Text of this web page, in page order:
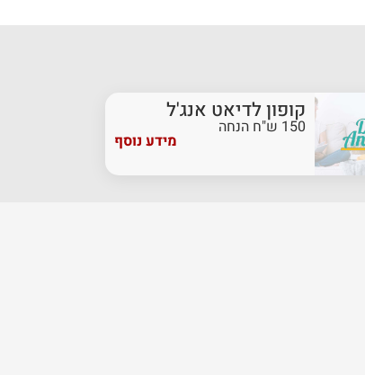
קופון לדיאט אנג'ל
150 ש"ח הנחה
מידע נוסף